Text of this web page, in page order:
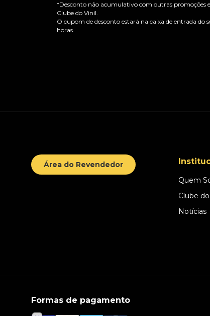
*Desconto não acumulativo com outras promoções
Clube do Vinil.
O cupom de desconto estará na caixa de entrada do
horas.
Área do Revendedor
Quem
Clube do
Notícias
Formas de pagamento